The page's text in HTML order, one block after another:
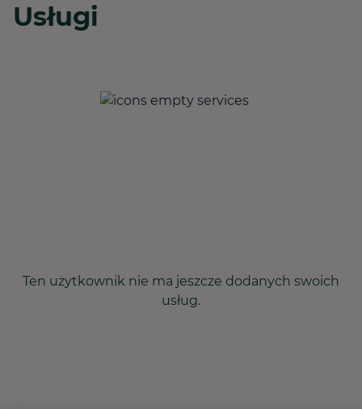
Usługi
Ten użytkownik nie ma jeszcze dodanych swoich
usług.